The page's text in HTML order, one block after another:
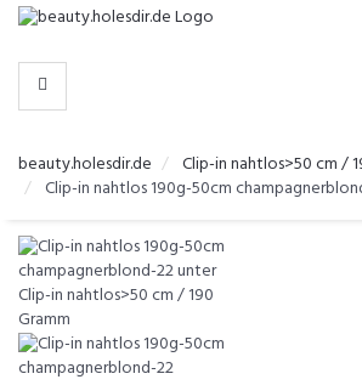
-
KATEGORIEN
beauty.holesdir.de
Clip-in nahtlos>50 cm /
Clip-in nahtlos 190g-50cm